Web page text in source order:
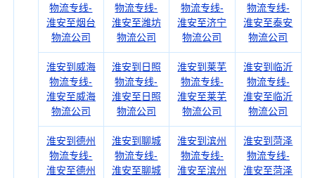
物流专线-
淮安至烟台
物流公司
物流专线-
淮安至潍坊
物流公司
物流专线-
淮安至济宁
物流公司
物流专线-
淮安至泰安
物流公司
淮安到威海
物流专线-
淮安至威海
物流公司
淮安到日照
物流专线-
淮安至日照
物流公司
淮安到莱芜
物流专线-
淮安至莱芜
物流公司
淮安到临沂
物流专线-
淮安至临沂
物流公司
淮安到德州
物流专线-
淮安至德州
淮安到聊城
物流专线-
淮安至聊城
淮安到滨州
物流专线-
淮安至滨州
淮安到菏泽
物流专线-
淮安至菏泽